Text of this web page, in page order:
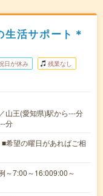
活サポート＊
日が休み 残業なし
山王(愛知県)駅から---分
分
希望の曜日があればご相
～7:00～16:009:00～